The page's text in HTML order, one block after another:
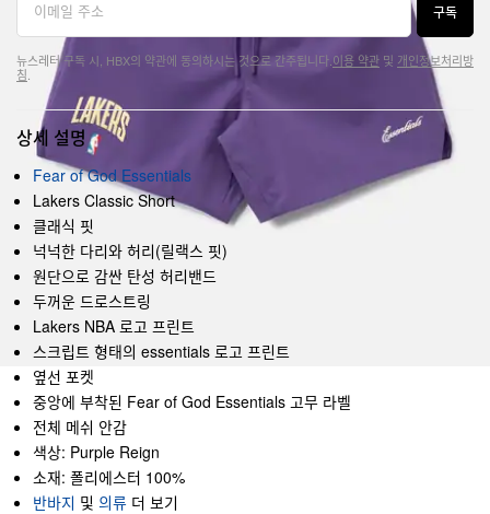
구독
뉴스레터 구독 시, HBX의 약관에 동의하시는 것으로 간주됩니다. 이용 약관 및 개인정보처리방
침
상세 설명
Fear of God Essentials
Lakers Classic Short
클래식 핏
넉넉한 다리와 허리(릴랙스 핏)
원단으로 감싼 탄성 허리밴드
두꺼운 드로스트링
Lakers NBA 로고 프린트
스크립트 형태의 essentials 로고 프린트
옆선 포켓
중앙에 부착된 Fear of God Essentials 고무 라벨
전체 메쉬 안감
색상: Purple Reign
소재: 폴리에스터 100%
반바지 및 의류 더 보기